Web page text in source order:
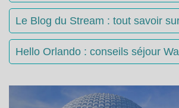
Le Blog du Stream : tout savoir
Hello Orlando : conseils séjour